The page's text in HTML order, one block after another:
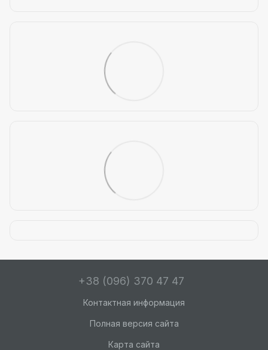
+38 (096) 370 47 47
Контактная информация
Полная версия сайта
Карта сайта